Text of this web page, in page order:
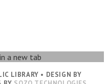
a new tab
LIBRARY • DESIGN BY